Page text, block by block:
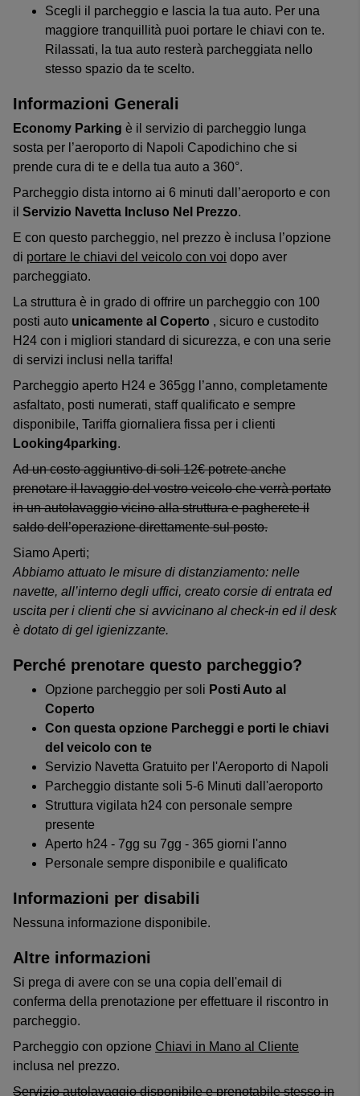
Scegli il parcheggio e lascia la tua auto. Per una
maggiore tranquillità puoi portare le chiavi con te.
Rilassati, la tua auto resterà parcheggiata nello
stesso spazio da te scelto.
Informazioni Generali
Economy Parking è il servizio di parcheggio lunga
sosta per l’aeroporto di Napoli Capodichino che si
prende cura di te e della tua auto a 360°.
Parcheggio dista intorno ai 6 minuti dall’aeroporto e con
il Servizio Navetta Incluso Nel Prezzo.
E con questo parcheggio, nel prezzo è inclusa l’opzione
di portare le chiavi del veicolo con voi dopo aver
parcheggiato.
La struttura è in grado di offrire un parcheggio con 100
posti auto unicamente al Coperto , sicuro e custodito
H24 con i migliori standard di sicurezza, e con una serie
di servizi inclusi nella tariffa!
Parcheggio aperto H24 e 365gg l’anno, completamente
asfaltato, posti numerati, staff qualificato e sempre
disponibile, Tariffa giornaliera fissa per i clienti
Looking4parking.
Ad un costo aggiuntivo di soli 12€ potrete anche
prenotare il lavaggio del vostro veicolo che verrà portato
in un autolavaggio vicino alla struttura e pagherete il
saldo dell’operazione direttamente sul posto.
Siamo Aperti;
Abbiamo attuato le misure di distanziamento: nelle
navette, all’interno degli uffici, creato corsie di entrata ed
uscita per i clienti che si avvicinano al check-in ed il desk
è dotato di gel igienizzante.
Perché prenotare questo parcheggio?
Opzione parcheggio per soli Posti Auto al
Coperto
Con questa opzione Parcheggi e porti le chiavi
del veicolo con te
Servizio Navetta Gratuito per l'Aeroporto di Napoli
Parcheggio distante soli 5-6 Minuti dall'aeroporto
Struttura vigilata h24 con personale sempre
presente
Aperto h24 - 7gg su 7gg - 365 giorni l'anno
Personale sempre disponibile e qualificato
Informazioni per disabili
Nessuna informazione disponibile.
Altre informazioni
Si prega di avere con se una copia dell'email di
conferma della prenotazione per effettuare il riscontro in
parcheggio.
Parcheggio con opzione Chiavi in Mano al Cliente
inclusa nel prezzo.
Servizio autolavaggio disponibile e prenotabile stesso in